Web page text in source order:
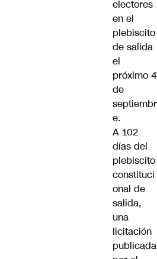
electores
en el
plebiscito
de salida
el
próximo 4
de
septiembr
e.
A 102
días del
plebiscito
constituci
onal de
salida,
una
licitación
publicada